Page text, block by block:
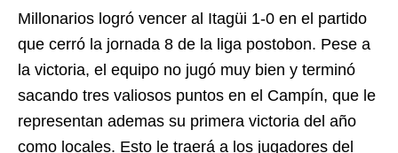
Millonarios logró vencer al Itagüi 1-0 en el partido
que cerró la jornada 8 de la liga postobon. Pese a
la victoria, el equipo no jugó muy bien y terminó
sacando tres valiosos puntos en el Campín, que le
representan ademas su primera victoria del año
como locales. Esto le traerá a los jugadores del